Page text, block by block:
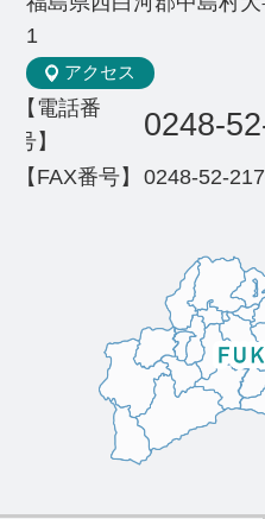
1
アクセス
【電話番
号】
0248-
【FAX番号】 0248-52-